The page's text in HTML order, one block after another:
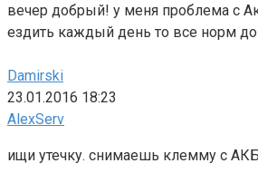
вечер добрый! у меня проблема с
ездить каждый день то все норм
Damirski
23.01.2016 18:23
AlexServ
ищи утечку. снимаешь клемму с